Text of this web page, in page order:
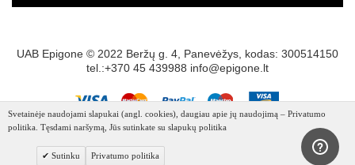
UAB Epigone © 2022 Beržų g. 4, Panevėžys, kodas: 300514150
tel.:+370 45 439988 info@epigone.lt
Svetainėje naudojami slapukai (angl. cookies), daugiau apie jų naudojimą – Privatumo
politika. Tęsdami naršymą, Jūs sutinkate su slapukų politika
Sutinku Privatumo politika